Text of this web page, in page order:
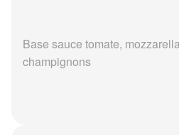
Base sauce tomate,
champignons